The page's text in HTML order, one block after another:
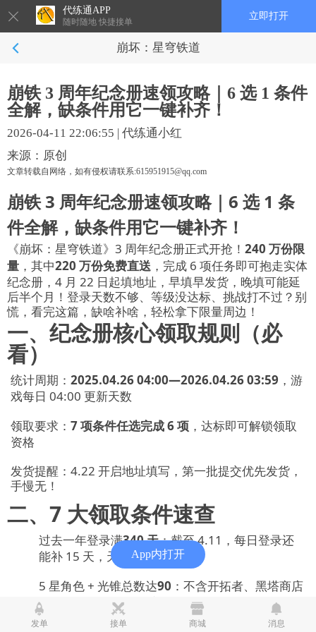
代练通APP
随时随地 快捷接单
立即打开
崩坏：星穹铁道
App内打开
崩铁 3 周年纪念册速领攻略｜6 选 1 条件
全解，缺条件用它一键补齐！
2026-04-11 22:06:55 | 代练通小红
来源：原创
文章转载自网络，如有侵权请联系:615951915@qq.com
崩铁 3 周年纪念册速领攻略｜6 选 1 条
件全解，缺条件用它一键补齐！
《崩坏：星穹铁道》3 周年纪念册正式开抢！ 240 万份限
量 ，其中220 万份免费直送 ，完成 6 项任务即可抱走实体
纪念册，4 月 22 日起填地址，早填早发货，晚填可能延
后半个月！登录天数不够、等级没达标、挑战打不过？别
慌，看完这篇，缺啥补啥，轻松拿下限量周边！
一、纪念册核心领取规则（必
看）
统计周期： 2025.04.26 04:00—2026.04.26 03:59 ，游
戏每日 04:00 更新天数
领取要求： 7 项条件任选完成 6 项 ，达标即可解锁领取
资格
发货提醒：4.22 开启地址填写，第一批提交优先发货，
手慢无！
二、7 大领取条件速查
过去一年登录满340 天：截至 4.11，每日登录还
能补 15 天，天数不够抓紧上线
5 星角色 + 光锥总数达90 ：不含开拓者、黑塔商店
光锥、溢出星魂，常驻 / 活动 / 兑换五星均计数
发单 接单 商城 消息